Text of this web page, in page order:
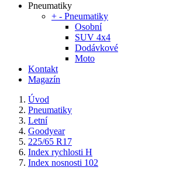
Pneumatiky
+ - Pneumatiky
Osobní
SUV 4x4
Dodávkové
Moto
Kontakt
Magazín
Úvod
Pneumatiky
Letní
Goodyear
225/65 R17
Index rychlosti H
Index nosnosti 102